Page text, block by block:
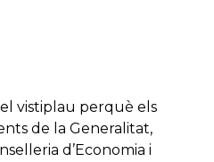
vistiplau perquè els
de la Generalitat,
d’Economia i